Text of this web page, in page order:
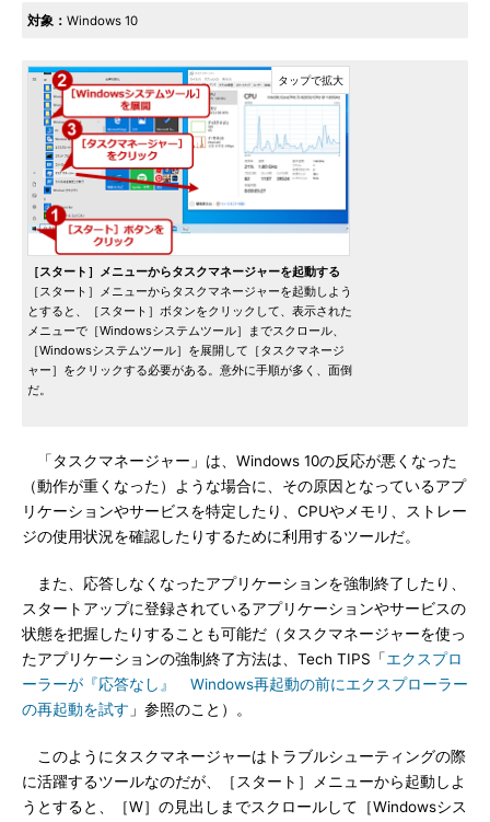
対象： Windows 10
［スタート］メニューからタスクマネージャーを起動する
［スタート］メニューからタスクマネージャーを起動しよう
とすると、［スタート］ボタンをクリックして、表示された
メニューで［Windowsシステムツール］までスクロール、
［Windowsシステムツール］を展開して［タスクマネージ
ャー］をクリックする必要がある。意外に手順が多く、面倒
だ。
「タスクマネージャー」は、Windows 10の反応が悪くなった
（動作が重くなった）ような場合に、その原因となっているアプ
リケーションやサービスを特定したり、CPUやメモリ、ストレー
ジの使用状況を確認したりするために利用するツールだ。
また、応答しなくなったアプリケーションを強制終了したり、
スタートアップに登録されているアプリケーションやサービスの
状態を把握したりすることも可能だ（タスクマネージャーを使っ
たアプリケーションの強制終了方法は、Tech TIPS「エクスプロ
ーラーが『応答なし』 Windows再起動の前にエクスプローラー
の再起動を試す 」参照のこと）。
このようにタスクマネージャーはトラブルシューティングの際
に活躍するツールなのだが、［スタート］メニューから起動しよ
うとすると、［W］の見出しまでスクロールして［Windowsシス